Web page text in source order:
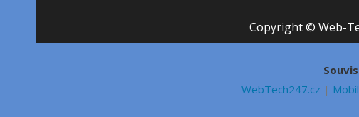
Copyright © Web-
WebTech247.cz |